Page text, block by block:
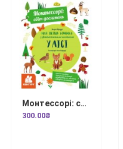
Монтессорі: світ досягнень. Моя перша книга з фантастичними наліпками. У лісі
300.00₴